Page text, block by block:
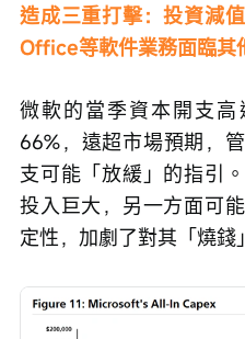
造成三重打擊：投資減
Office等軟件業務面臨其
微軟的當季資本開支
66%，遠超市場預期，
支可能「放緩」的指引
投入巨大，另一方面可
定性，加劇了對其「燒錢